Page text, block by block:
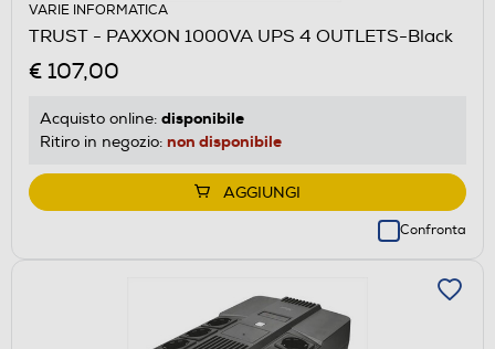
VARIE INFORMATICA
TRUST - PAXXON 1000VA UPS 4 OUTLETS-Black
€ 107,00
Acquisto online: disponibile
Ritiro in negozio: non disponibile
AGGIUNGI
Confronta